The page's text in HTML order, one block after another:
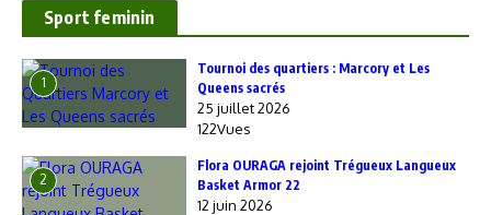
Sport feminin
1
‎Tournoi des quartiers : Marcory et Les
Queens sacrés
25 juillet 2026
122Vues
2
Flora OURAGA rejoint Trégueux Langueux
Basket Armor 22
12 juin 2026